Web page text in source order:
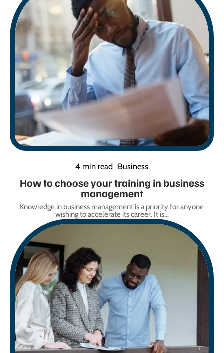
4 min read Business
How to choose your training in business
management
Knowledge in business management is a priority for anyone
wishing to accelerate its career. It is…